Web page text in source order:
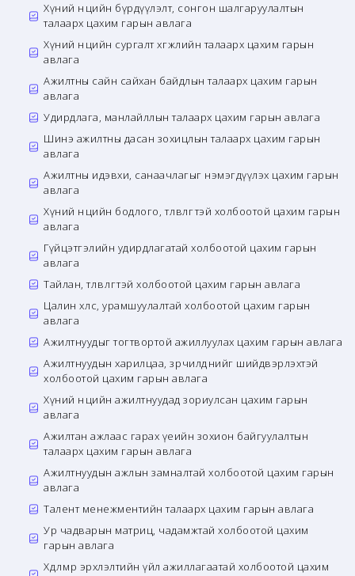
Хүний нөөцийн бүрдүүлэлт, сонгон шалгаруулалтын
талаарх цахим гарын авлага
Хүний нөөцийн сургалт хөгжлийн талаарх цахим гарын
авлага
Ажилтны сайн сайхан байдлын талаарх цахим гарын
авлага
Удирдлага, манлайллын талаарх цахим гарын авлага
Шинэ ажилтны дасан зохицлын талаарх цахим гарын
авлага
Ажилтны идэвхи, санаачлагыг нэмэгдүүлэх цахим гарын
авлага
Хүний нөөцийн бодлого, төлөвлөгөөтэй холбоотой цахим гарын
авлага
Гүйцэтгэлийн удирдлагатай холбоотой цахим гарын
авлага
Тайлан, төлөвлөгөөтэй холбоотой цахим гарын авлага
Цалин хөлс, урамшуулалтай холбоотой цахим гарын
авлага
Ажилтнуудыг тогтвортой ажиллуулах цахим гарын авлага
Ажилтнуудын харилцаа, зөрчилдөөнийг шийдвэрлэхтэй
холбоотой цахим гарын авлага
Хүний нөөцийн ажилтнуудад зориулсан цахим гарын
авлага
Ажилтан ажлаас гарах үеийн зохион байгуулалтын
талаарх цахим гарын авлага
Ажилтнуудын ажлын замналтай холбоотой цахим гарын
авлага
Талент менежментийн талаарх цахим гарын авлага
Ур чадварын матриц, чадамжтай холбоотой цахим
гарын авлага
Хөдөлмөр эрхлэлтийн үйл ажиллагаатай холбоотой цахим